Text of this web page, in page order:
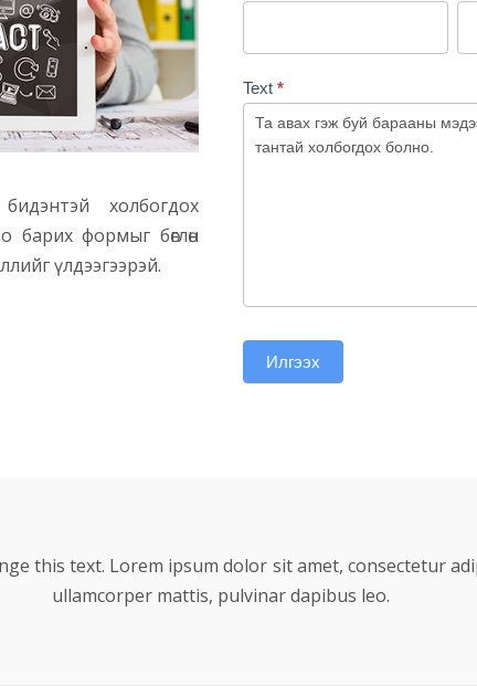
холбогдох
барих формыг бөглөн
үлдээгээрэй.
Text *
Илгээх
this text. Lorem ipsum dolor sit amet, consectetur
ullamcorper mattis, pulvinar dapibus leo.